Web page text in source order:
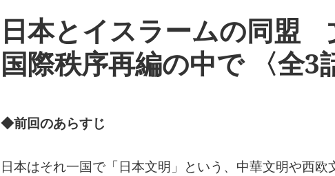
日本とイスラームの同盟
国際秩序再編の中で 〈全3
◆前回のあらすじ
日本はそれ一国で「日本文明」という、中華文明や西欧